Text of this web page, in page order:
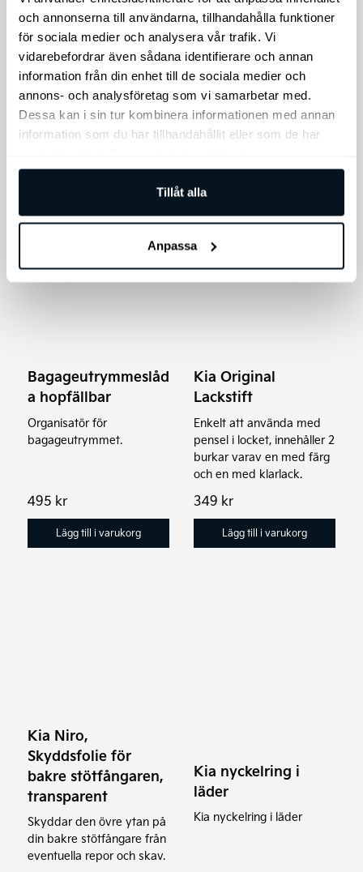
och annonserna till användarna, tillhandahålla funktioner
för sociala medier och analysera vår trafik. Vi
vidarebefordrar även sådana identifierare och annan
information från din enhet till de sociala medier och
annons- och analysföretag som vi samarbetar med.
Dessa kan i sin tur kombinera informationen med annan
information som du har tillhandahållit eller som de har
Tillåt alla
Anpassa
Kia Torkarblad
Original, bakruta
Riskera inte dålig sikt, köp
original Kia torkarblad för
bakrutan! Exakt passform
för din Kia-bil.
295kr
Nödhammare med
bältesskärare.
345kr
Bagageutrymmeslåd
a hopfällbar
Organisatör för
bagageutrymmet.
495 kr
Lägg till i varukorg
Kia Original
Lackstift
Enkelt att använda med
pensel i locket, innehåller 2
burkar varav en med färg
och en med klarlack.
349 kr
Lägg till i varukorg
Kia Niro,
Skyddsfolie för
bakre stötfångaren,
transparent
Skyddar den övre ytan på
din bakre stötfångare från
eventuella repor och skav.
Kia nyckelring i
läder
Kia nyckelring i läder